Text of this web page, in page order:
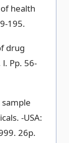
of health
195.
drug
l. Pp. 56-
sample
-USA:
26p.